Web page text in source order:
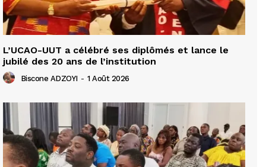
L’UCAO-UUT a célébré ses diplômés et lance le
jubilé des 20 ans de l’institution
Biscone ADZOYI - 1 Août 2026